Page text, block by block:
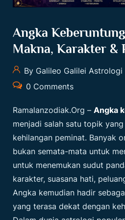
Angka
Makna, Karakter &
By Galileo Galilei Astrologi
0 Comments
Ramalanzodiak.org –Angka
menjadi salah satu topik
kehilangan peminat. Banyak
bukan semata-mata untuk
untuk menemukan sudut
karakter, suasana hati,
Angka kemudian hadir
yang terasa dekat dengan